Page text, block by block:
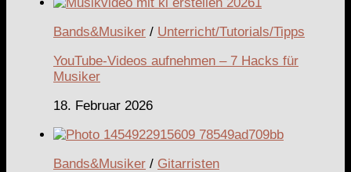
Bands&Musiker / Unterricht/Tutorials/Tipps
YouTube-Videos aufnehmen – 7 Hacks für
Musiker
18. Februar 2026
Bands&Musiker / Gitarristen